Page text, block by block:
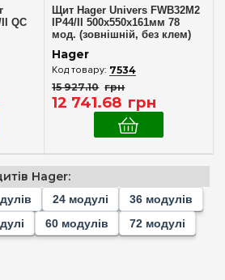
PE+N
(1)
QC
Щит Hager Univers FWB32M2
IP44/II 500x550x161мм 78
мод. (зовнішній, без клем)
Hager
7534
15 927.10 грн
12 741.68 грн
Hager:
24 модулі
36 модулів
60 модулів 72 модулі